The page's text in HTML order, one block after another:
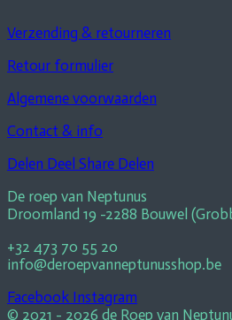
Verzending & retourneren
Retour formulier
Algemene voorwaarden
Contact & info
Delen Deel Share Delen
De roep van Neptunus
Droomland 19 -2288 Bouwel
+32 473 70 55 20
info@deroepvanneptunusshop.be
Facebook Instagram
© 2021 - 2026 de Roep van